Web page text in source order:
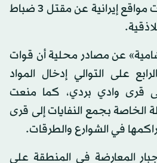
الرئيسي للزبداني، أعلنت مواقع إيرانية عن مقتل 3 ضباط
عن مصادر محلية أن قوات
على التوالي إدخال المواد
إلى قرى وادي بردي، كما منعت
الخاصة بجمع النفايات إلى قرى
في الشوارع والطرقات.
المعارضة في المنطقة على